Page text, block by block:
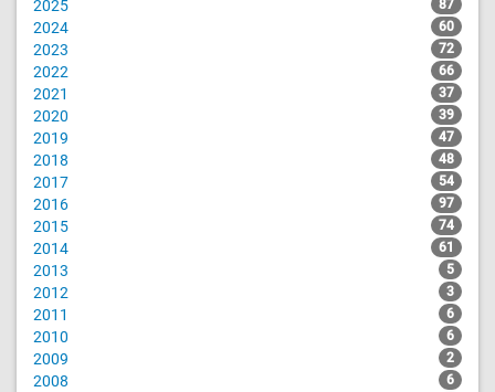
2025 87
2024 60
2023 72
2022 66
2021 37
2020 39
2019 47
2018 48
2017 54
2016 97
2015 74
2014 61
2013 5
2012 3
2011 6
2010 6
2009 2
2008 6